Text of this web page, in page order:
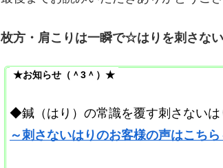
枚方・肩こりは一瞬で☆はりを刺さな
★お知らせ（＾3＾）★
◆鍼（はり）の常識を覆す刺さないは
～刺さないはりのお客様の声はこちら